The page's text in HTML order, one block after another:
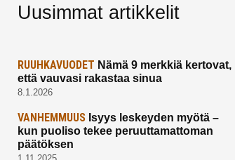
Uusimmat artikkelit
RUUHKAVUODET Nämä 9 merkkiä kertovat,
että vauvasi rakastaa sinua
8.1.2026
VANHEMMUUS Isyys leskeyden myötä –
kun puoliso tekee peruuttamattoman
päätöksen